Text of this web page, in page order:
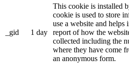
_gid 1 day
This cookie is installed
cookie is used to store
use a website and helps
report of how the
collected including the
where they have come
an anonymous form.